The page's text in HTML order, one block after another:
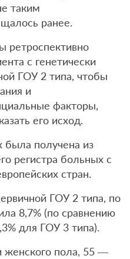
таким
ранее.
ретроспективно
с генетически
ГОУ 2 типа, чтобы
и
факторы,
его исход.
получена из
регистра больных с
стран.
ГОУ 2 типа, по
8,7% (по сравнению
для ГОУ 3 типа).
женского пола, 55 —